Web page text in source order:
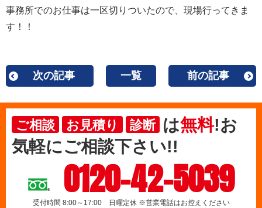
事務所でのお仕事は一区切りついたので、現場行ってきま
す！！
次の記事 一覧 前の記事
ご相談 お見積り 診断 は無料!お
気軽にご相談下さい!!
0120-42-5039
受付時間 8:00～17:00 日曜定休 ※営業電話はお控えください